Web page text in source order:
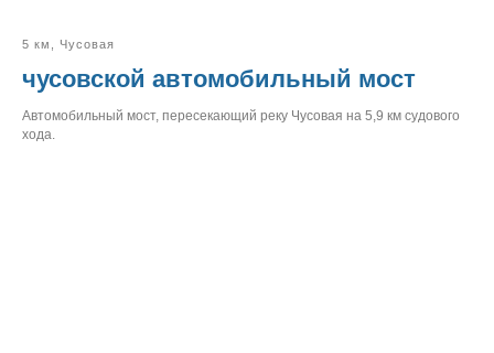
5 км, Чусовая
чусовской автомобильный мост
Автомобильный мост, пересекающий реку Чусовая на 5,9 км судового
хода.